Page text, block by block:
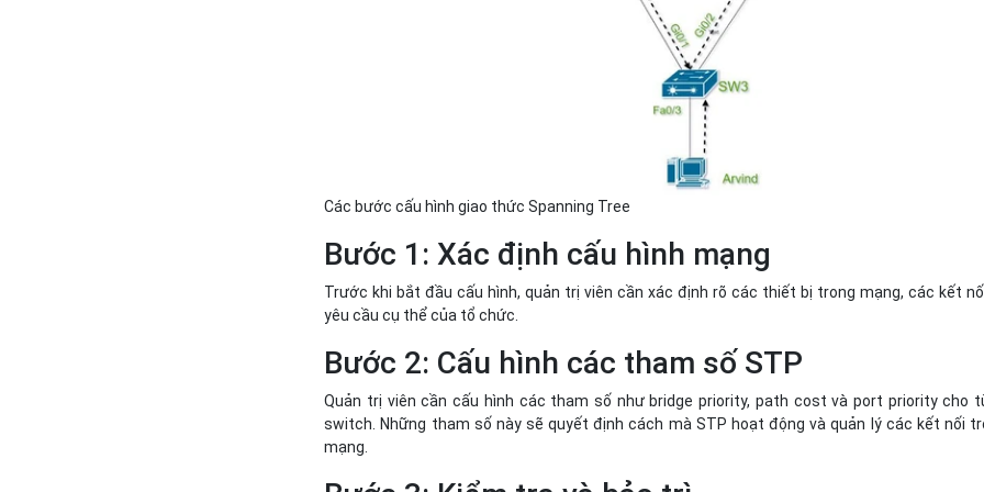
Các bước cấu hình giao thức Spanning Tree
Bước 1: Xác định cấu hình mạng
Trước khi bắt đầu cấu hình, quản trị viên cần xác định rõ các thiết bị trong mạng, các kết
yêu cầu cụ thể của tổ chức.
Bước 2: Cấu hình các tham số STP
Quản trị viên cần cấu hình các tham số như bridge priority, path cost và port priority cho
switch. Những tham số này sẽ quyết định cách mà STP hoạt động và quản lý các kết nối
mạng.